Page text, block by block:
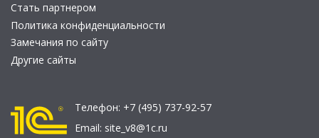
Стать партнером
Политика конфиденциальности
Замечания по сайту
Другие сайты
Телефон: +7 (495) 737-92-57
Email: site_v8@1c.ru